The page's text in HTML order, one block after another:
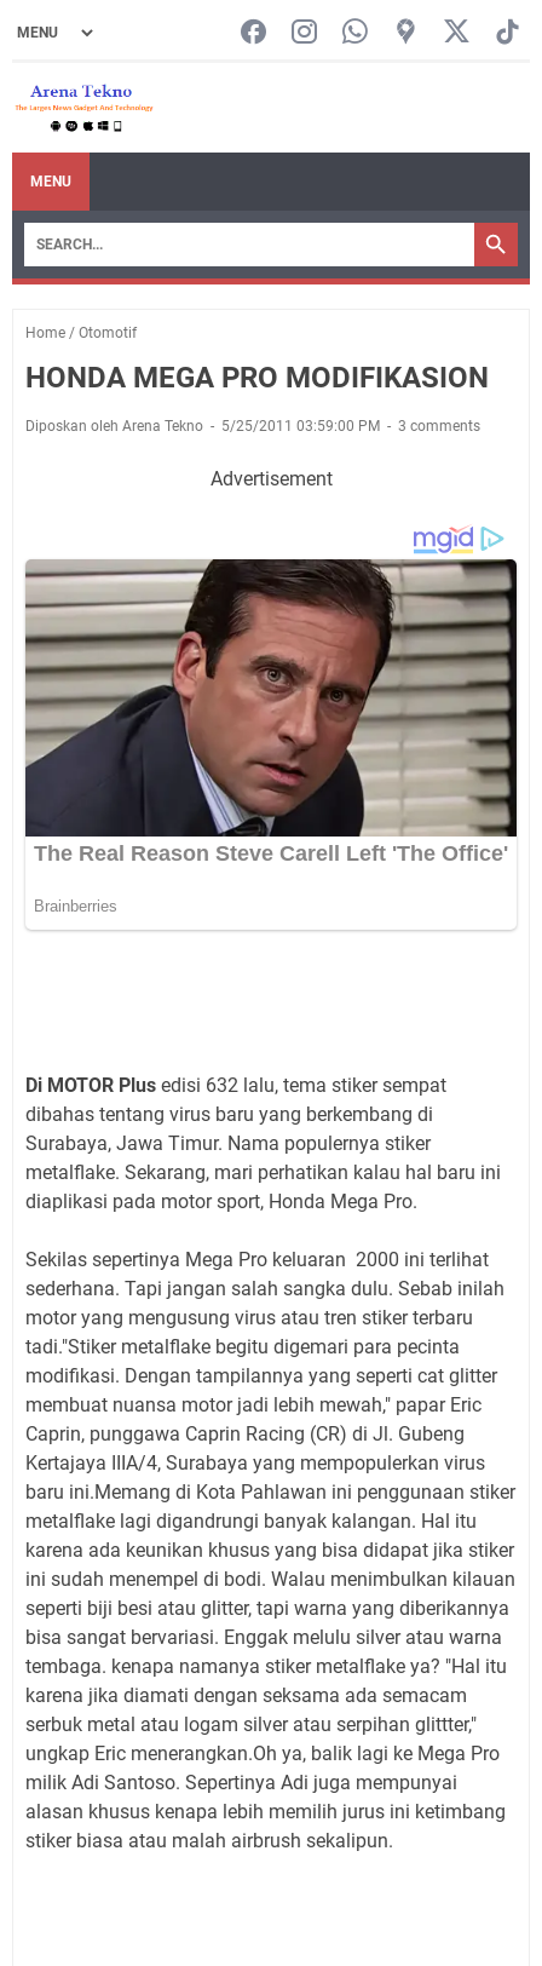
MENU
Home / Otomotif
HONDA MEGA PRO MODIFIKASION
Diposkan oleh Arena Tekno 5/25/2011 03:59:00 PM 3 comments
Advertisement
Di MOTOR Plus edisi 632 lalu, tema stiker sempat
dibahas tentang virus baru yang berkembang di
Surabaya, Jawa Timur. Nama populernya stiker
metalflake. Sekarang, mari perhatikan kalau hal baru ini
diaplikasi pada motor sport, Honda Mega Pro.
Sekilas sepertinya Mega Pro keluaran 2000 ini terlihat
sederhana. Tapi jangan salah sangka dulu. Sebab inilah
motor yang mengusung virus atau tren stiker terbaru
tadi."Stiker metalflake begitu digemari para pecinta
modifikasi. Dengan tampilannya yang seperti cat glitter
membuat nuansa motor jadi lebih mewah," papar Eric
Caprin, punggawa Caprin Racing (CR) di Jl. Gubeng
Kertajaya IIIA/4, Surabaya yang mempopulerkan virus
baru ini.Memang di Kota Pahlawan ini penggunaan stiker
metalflake lagi digandrungi banyak kalangan. Hal itu
karena ada keunikan khusus yang bisa didapat jika stiker
ini sudah menempel di bodi. Walau menimbulkan kilauan
seperti biji besi atau glitter, tapi warna yang diberikannya
bisa sangat bervariasi. Enggak melulu silver atau warna
tembaga. kenapa namanya stiker metalflake ya? "Hal itu
karena jika diamati dengan seksama ada semacam
serbuk metal atau logam silver atau serpihan glittter,"
ungkap Eric menerangkan.Oh ya, balik lagi ke Mega Pro
milik Adi Santoso. Sepertinya Adi juga mempunyai
alasan khusus kenapa lebih memilih jurus ini ketimbang
stiker biasa atau malah airbrush sekalipun.